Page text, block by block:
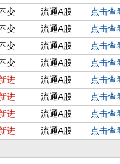
变 流通A股
点击查
变 流通A股
点击查
变 流通A股
点击查
变 流通A股
点击查
进 流通A股
点击查
进 流通A股
点击查
进 流通A股
点击查
进 流通A股
点击查